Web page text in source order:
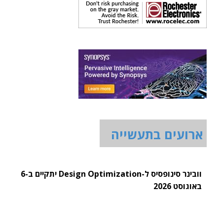
ארועים בתעשייה
וובינר סינופסיס ל-Design Optimization יתקיים ב-6
באוגוסט 2026